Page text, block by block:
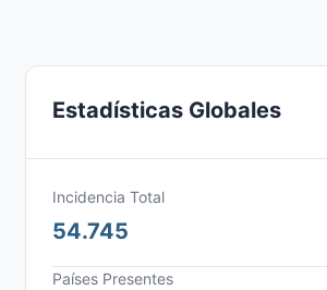
Estadísticas Globales
Incidencia Total
54.745
Países Presentes